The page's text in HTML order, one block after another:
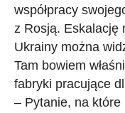
współpracy
z Rosją. Eskalację
Ukrainy można
Tam bowiem
fabryki pracujące
– Pytanie, na